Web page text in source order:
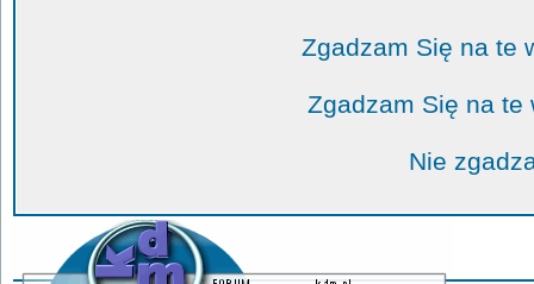
Zgadzam Się na te
Zgadzam Się na
Nie